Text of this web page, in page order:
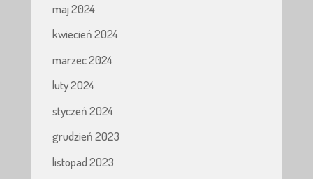
maj 2024
kwiecień 2024
marzec 2024
luty 2024
styczeń 2024
grudzień 2023
listopad 2023